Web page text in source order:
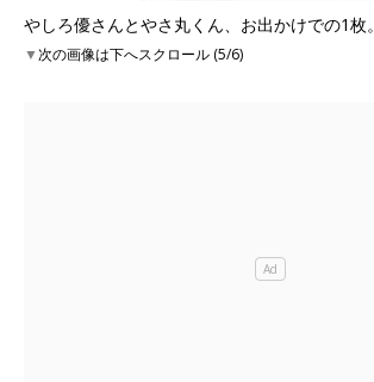
やしろ優さんとやさ丸くん、お出かけでの1枚。
▼次の画像は下へスクロール (5/6)